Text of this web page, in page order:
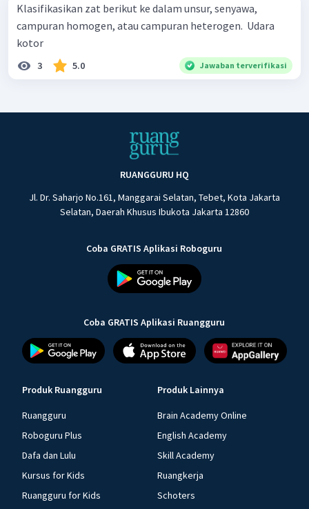
Klasifikasikan zat berikut ke dalam unsur, senyawa,
campuran homogen, atau campuran heterogen. ​ Udara
kotor
3 5.0 Jawaban terverifikasi
RUANGGURU HQ
Jl. Dr. Saharjo No.161, Manggarai Selatan, Tebet, Kota Jakarta
Selatan, Daerah Khusus Ibukota Jakarta 12860
Coba GRATIS Aplikasi Roboguru
Coba GRATIS Aplikasi Ruangguru
Produk Ruangguru
Ruangguru
Roboguru Plus
Dafa dan Lulu
Kursus for Kids
Ruangguru for Kids
Produk Lainnya
Brain Academy Online
English Academy
Skill Academy
Ruangkerja
Schoters